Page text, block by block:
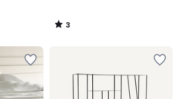
3
/